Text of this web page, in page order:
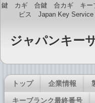
鍵 カギ 合鍵 合カギ キー
ビス Japan Key
トップ 企業情報
キーブランク最終番号